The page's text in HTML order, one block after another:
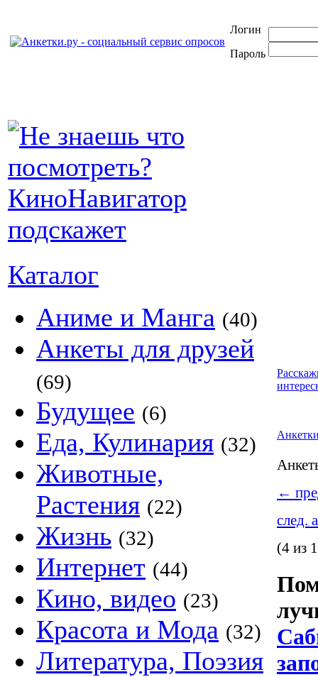
Логин
Пароль
Каталог
Аниме и Манга (40)
Анкеты для друзей
(69)
Будущее (6)
Еда, Кулинария (32)
Животные,
Растения (22)
Жизнь (32)
Интернет (44)
Кино, видео (23)
Красота и Мода (32)
Литература, Поэзия
←
след.
(4 из